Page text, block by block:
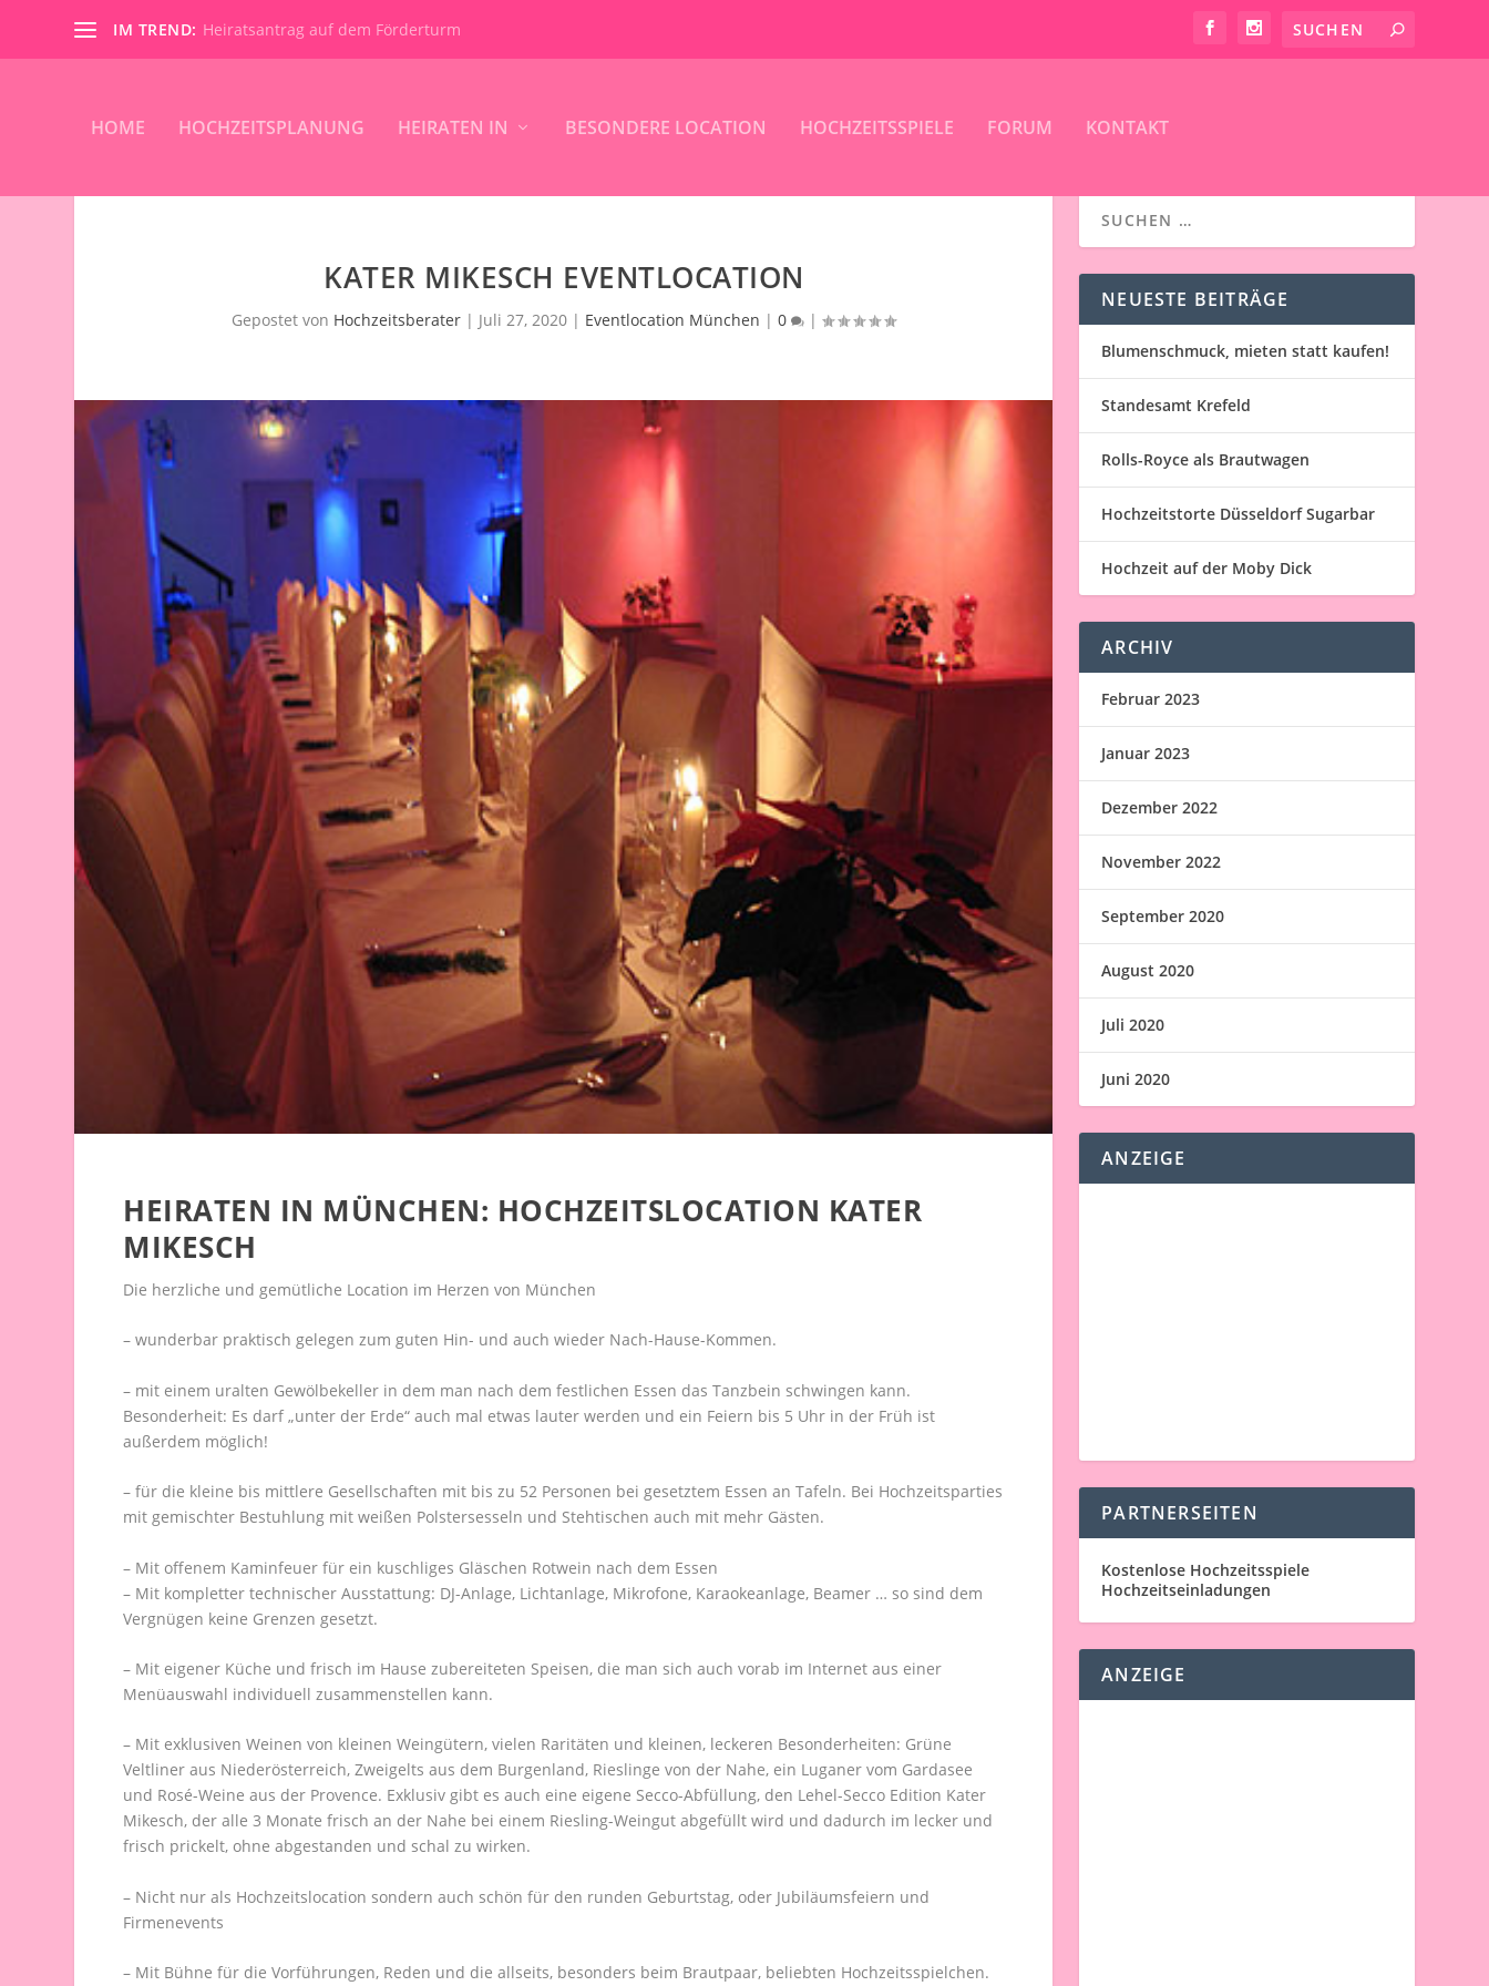
IM TREND: Heiratsantrag auf dem Förderturm
HOME HOCHZEITSPLANUNG HEIRATEN IN BESONDERE LOCATION HOCHZEITSSPIELE FORUM KONTAKT
KATER MIKESCH EVENTLOCATION
Gepostet von Hochzeitsberater | Juli 27, 2020 | Eventlocation München |0 |
HEIRATEN IN MÜNCHEN: HOCHZEITSLOCATION KATER
MIKESCH
Die herzliche und gemütliche Location im Herzen von München
– wunderbar praktisch gelegen zum guten Hin- und auch wieder Nach-Hause-Kommen.
– mit einem uralten Gewölbekeller in dem man nach dem festlichen Essen das Tanzbein schwingen kann.
Besonderheit: Es darf „unter der Erde“ auch mal etwas lauter werden und ein Feiern bis 5 Uhr in der Früh ist
außerdem möglich!
– für die kleine bis mittlere Gesellschaften mit bis zu 52 Personen bei gesetztem Essen an Tafeln. Bei Hochzeitsparties
mit gemischter Bestuhlung mit weißen Polstersesseln und Stehtischen auch mit mehr Gästen.
– Mit offenem Kaminfeuer für ein kuschliges Gläschen Rotwein nach dem Essen
– Mit kompletter technischer Ausstattung: DJ-Anlage, Lichtanlage, Mikrofone, Karaokeanlage, Beamer … so sind dem
Vergnügen keine Grenzen gesetzt.
– Mit eigener Küche und frisch im Hause zubereiteten Speisen, die man sich auch vorab im Internet aus einer
Menüauswahl individuell zusammenstellen kann.
– Mit exklusiven Weinen von kleinen Weingütern, vielen Raritäten und kleinen, leckeren Besonderheiten: Grüne
Veltliner aus Niederösterreich, Zweigelts aus dem Burgenland, Rieslinge von der Nahe, ein Luganer vom Gardasee
und Rosé-Weine aus der Provence. Exklusiv gibt es auch eine eigene Secco-Abfüllung, den Lehel-Secco Edition Kater
Mikesch, der alle 3 Monate frisch an der Nahe bei einem Riesling-Weingut abgefüllt wird und dadurch im lecker und
frisch prickelt, ohne abgestanden und schal zu wirken.
– Nicht nur als Hochzeitslocation sondern auch schön für den runden Geburtstag, oder Jubiläumsfeiern und
Firmenevents
– Mit Bühne für die Vorführungen, Reden und die allseits, besonders beim Brautpaar, beliebten Hochzeitsspielchen.
NEUESTE BEITRÄGE
Blumenschmuck, mieten statt kaufen!
Standesamt Krefeld
Rolls-Royce als Brautwagen
Hochzeitstorte Düsseldorf Sugarbar
Hochzeit auf der Moby Dick
ARCHIV
Februar 2023
Januar 2023
Dezember 2022
November 2022
September 2020
August 2020
Juli 2020
Juni 2020
ANZEIGE
PARTNERSEITEN
Kostenlose Hochzeitsspiele
Hochzeitseinladungen
ANZEIGE